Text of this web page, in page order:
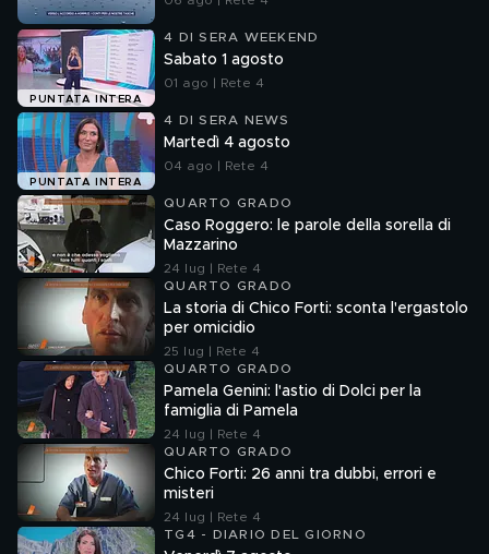
PUNTATA INTERA
4 DI SERA WEEKEND
Sabato 1 agosto
01 ago | Rete 4
PUNTATA INTERA
4 DI SERA NEWS
Martedì 4 agosto
04 ago | Rete 4
QUARTO GRADO
Caso Roggero: le parole della sorella di
Mazzarino
24 lug | Rete 4
QUARTO GRADO
La storia di Chico Forti: sconta l'ergastolo
per omicidio
25 lug | Rete 4
QUARTO GRADO
Pamela Genini: l'astio di Dolci per la
famiglia di Pamela
24 lug | Rete 4
QUARTO GRADO
Chico Forti: 26 anni tra dubbi, errori e
misteri
24 lug | Rete 4
TG4 - DIARIO DEL GIORNO